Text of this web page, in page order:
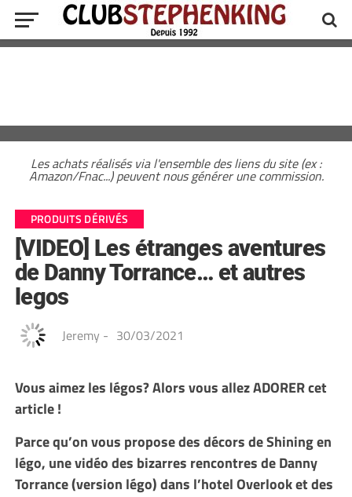
Les achats réalisés via l'ensemble des liens du site (ex :
Amazon/Fnac...) peuvent nous générer une commission.
PRODUITS DÉRIVÉS
[VIDEO] Les étranges aventures
de Danny Torrance… et autres
legos
Jeremy - 30/03/2021
Vous aimez les légos? Alors vous allez ADORER cet
article !
Parce qu’on vous propose des décors de Shining en
légo, une vidéo des bizarres rencontres de Danny
Torrance (version légo) dans l’hotel Overlook et des